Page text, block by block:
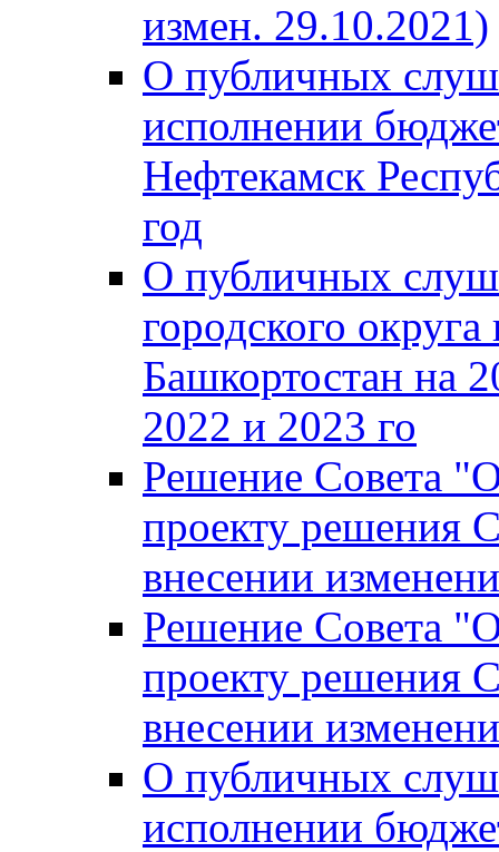
измен. 29.10.2021)
О публичных
исполнении
Нефтекамск
год
О публичных
городского
Башкортостан на
2022 и 2023 го
Решение Совета
проекту решения
внесении
Решение Совета
проекту решения
внесении
О публичных
исполнении